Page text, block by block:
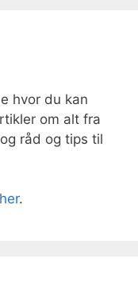
hvor du kan
om alt fra
råd og tips til
.